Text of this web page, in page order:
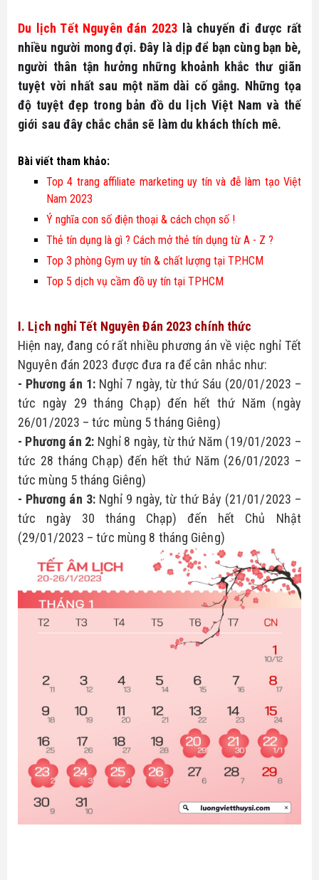
Đất nền Tây Ninh
Căn hộ - nhà phố
Tổng hợp dự án
Hô trợ tài chính
Thông tin quy hoạch
Biểu mẫu luật
Tin tức nhà đất
Thủ thuật
Tuyển dụng
Ủng hộ
Du lịch Tết Nguyên đán 2023 là chuyến đi được rất
nhiều người mong đợi. Đây là dịp để bạn cùng bạn bè,
người thân tận hưởng những khoảnh khắc thư giãn
tuyệt vời nhất sau một năm dài cố gắng. Những tọa
độ tuyệt đẹp trong bản đồ du lịch Việt Nam và thế
giới sau đây chắc chắn sẽ làm du khách thích mê.
Bài viết tham khảo:
Top 4 trang affiliate marketing uy tín và đễ làm tạo Việt
Nam 2023
Ý nghĩa con số điện thoại & cách chọn số !
Thẻ tín dụng là gì ? Cách mở thẻ tín dụng từ A - Z ?
Top 3 phòng Gym uy tín & chất lượng tại TP.HCM
Top 5 dịch vụ cầm đồ uy tín tại TPHCM
I. Lịch nghỉ Tết Nguyên Đán 2023 chính thức
Hiện nay, đang có rất nhiều phương án về việc nghỉ Tết
Nguyên đán 2023 được đưa ra để cân nhắc như:
- Phương án 1: Nghỉ 7 ngày, từ thứ Sáu (20/01/2023 –
tức ngày 29 tháng Chạp) đến hết thứ Năm (ngày
26/01/2023 – tức mùng 5 tháng Giêng)
- Phương án 2: Nghỉ 8 ngày, từ thứ Năm (19/01/2023 –
tức 28 tháng Chạp) đến hết thứ Năm (26/01/2023 –
tức mùng 5 tháng Giêng)
- Phương án 3: Nghỉ 9 ngày, từ thứ Bảy (21/01/2023 –
tức ngày 30 tháng Chạp) đến hết Chủ Nhật
(29/01/2023 – tức mùng 8 tháng Giêng)